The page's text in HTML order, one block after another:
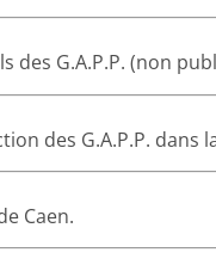
des G.A.P.P. (non
des G.A.P.P.
Caen.